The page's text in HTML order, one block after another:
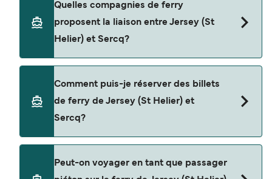
Helier) à Sercq peut varier selon la saison. Le prix
moyen de Jersey (St Helier) à Sercq est de $300.
Prix hors frais de réservation.
Quelles compagnies de ferry
proposent la liaison entre Jersey (St
Helier) et Sercq?
Comment puis-je réserver des billets
de ferry de Jersey (St Helier) et
Sercq?
en utilisant notre moteur de recherche et
Peut-on voyager en tant que passager